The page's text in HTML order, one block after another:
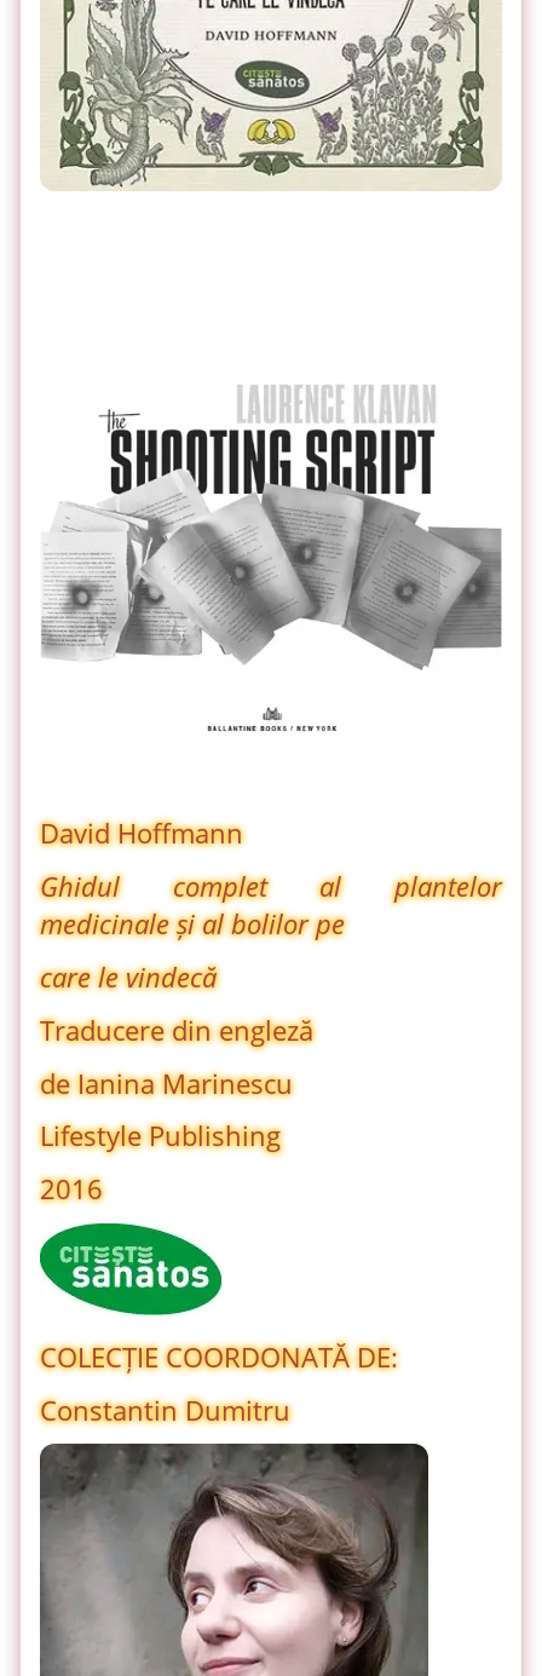
David Hoffmann
Ghidul complet al plantelor
medicinale și al bolilor pe
care le vindecă
Traducere din engleză
de Ianina Marinescu
Lifestyle Publishing
2016
COLECȚIE COORDONATĂ DE:
Constantin Dumitru